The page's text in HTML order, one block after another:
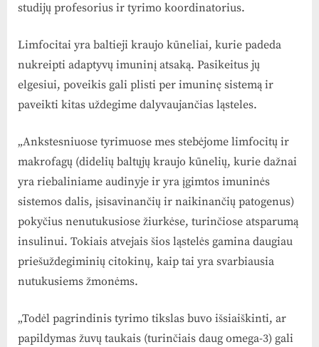
studijų profesorius ir tyrimo koordinatorius.
Limfocitai yra baltieji kraujo kūneliai, kurie padeda
nukreipti adaptyvų imuninį atsaką. Pasikeitus jų
elgesiui, poveikis gali plisti per imuninę sistemą ir
paveikti kitas uždegime dalyvaujančias ląsteles.
„Ankstesniuose tyrimuose mes stebėjome limfocitų ir
makrofagų (didelių baltųjų kraujo kūnelių, kurie dažnai
yra riebaliniame audinyje ir yra įgimtos imuninės
sistemos dalis, įsisavinančių ir naikinančių patogenus)
pokyčius nenutukusiose žiurkėse, turinčiose atsparumą
insulinui. Tokiais atvejais šios ląstelės gamina daugiau
priešuždegiminių citokinų, kaip tai yra svarbiausia
nutukusiems žmonėms.
„Todėl pagrindinis tyrimo tikslas buvo išsiaiškinti, ar
papildymas žuvų taukais (turinčiais daug omega-3) gali